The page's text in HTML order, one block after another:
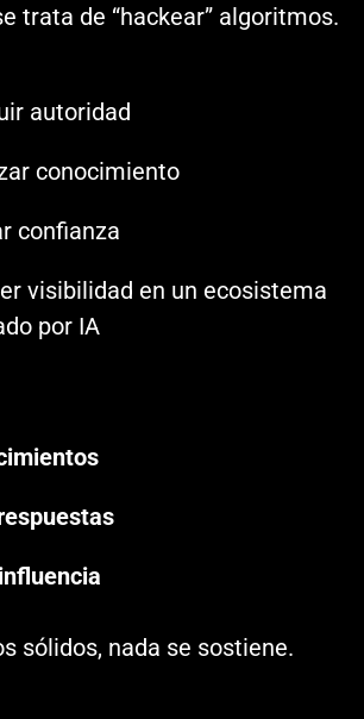
trata de “hackear” algoritmos.
autoridad
conocimiento
confianza
visibilidad en un ecosistema
por IA
sólidos, nada se sostiene.